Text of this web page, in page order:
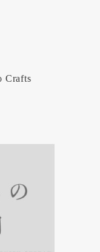
Crafts